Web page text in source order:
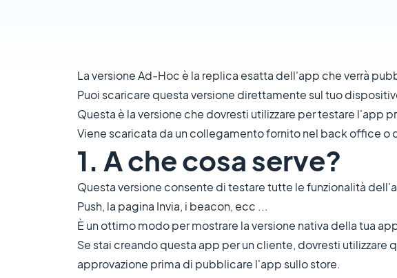
La versione Ad-Hoc è la replica esatta dell'app che verrà
Puoi scaricare questa versione direttamente sul tuo
Questa è la versione che dovresti utilizzare per testare l'app
Viene scaricata da un collegamento fornito nel back office o
1. A che cosa serve?
Questa versione consente di testare tutte le funzionalità
Push, la pagina Invia, i beacon, ecc ...
È un ottimo modo per mostrare la versione nativa della tua
Se stai creando questa app per un cliente, dovresti utilizzare
approvazione prima di pubblicare l'app sullo store.